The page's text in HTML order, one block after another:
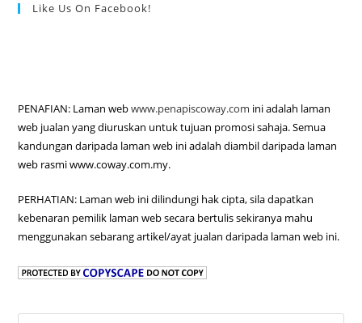
Like Us On Facebook!
PENAFIAN: Laman webwww.penapiscoway.com ini adalah laman
web jualan yang diuruskan untuk tujuan promosi sahaja. Semua
kandungan daripada laman web ini adalah diambil daripada laman
web rasmi www.coway.com.my.
PERHATIAN: Laman web ini dilindungi hak cipta, sila dapatkan
kebenaran pemilik laman web secara bertulis sekiranya mahu
menggunakan sebarang artikel/ayat jualan daripada laman web ini.